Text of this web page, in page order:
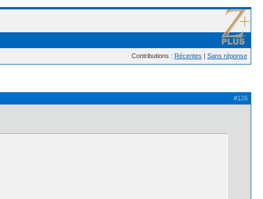
Contributions : Récentes | Sans réponse
#126